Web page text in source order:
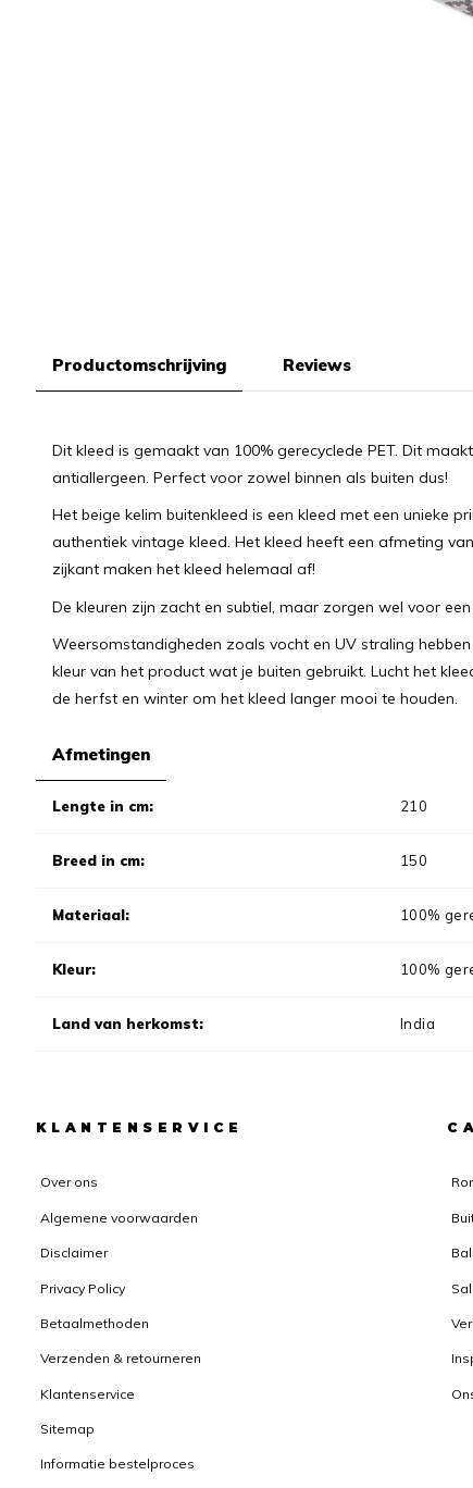
Productomschrijving Reviews
Dit kleed is gemaakt van 100% gerecyclede PET. Dit
antiallergeen. Perfect voor zowel binnen als buiten dus!
Het beige kelim buitenkleed is een kleed met een unieke
authentiek vintage kleed. Het kleed heeft een afmeting
zijkant maken het kleed helemaal af!
De kleuren zijn zacht en subtiel, maar zorgen wel voor
Weersomstandigheden zoals vocht en UV straling
kleur van het product wat je buiten gebruikt. Lucht het
de herfst en winter om het kleed langer mooi te houden.
Afmetingen
Lengte in cm: 210
Breed in cm: 150
Materiaal: 100%
Kleur: 100%
Land van herkomst: India
KLANTENSERVICE
Over ons
Algemene voorwaarden
Disclaimer
Privacy Policy
Betaalmethoden
Verzenden & retourneren
Klantenservice
Sitemap
Informatie bestelproces